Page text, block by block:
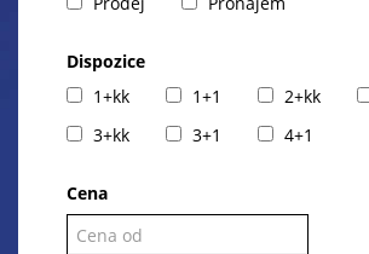
Dispozice
1+kk
1+1 2+kk
3+kk
3+1 4+1
Cena